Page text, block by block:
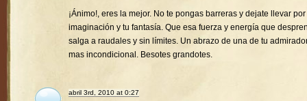
¡Ánimo!, eres la mejor. No te pongas barreras y dejate llevar por
imaginación y tu fantasía. Que esa fuerza y energía que
salga a raudales y sin límites. Un abrazo de una de tu
mas incondicional. Besotes grandotes.
abril 3rd, 2010 at 0:27